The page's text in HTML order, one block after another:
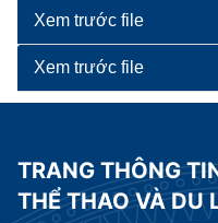
Xem trước file
Xem trước file
TRANG THÔNG
THỂ THAO VÀ DU